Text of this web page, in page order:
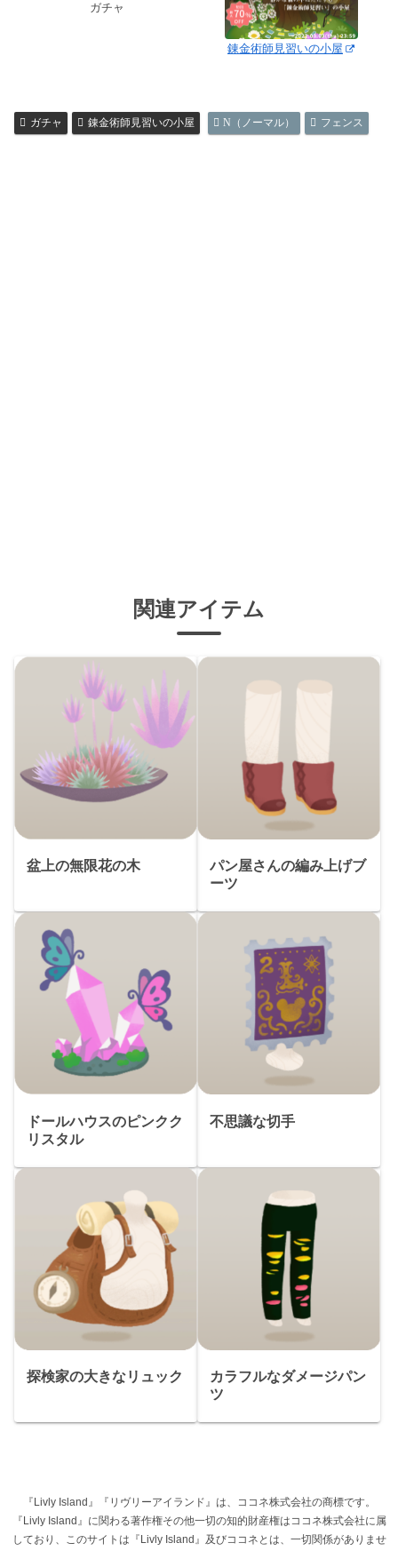
ガチャ
錬金術師見習いの小屋
ガチャ 錬金術師見習いの小屋 N（ノーマル） フェンス
関連アイテム
盆上の無限花の木
パン屋さんの編み上げブ
ーツ
ドールハウスのピンクク
リスタル
不思議な切手
探検家の大きなリュック
カラフルなダメージパン
ツ
『Livly Island』『リヴリーアイランド』は、ココネ株式会社の商標です。
『Livly Island』に関わる著作権その他一切の知的財産権はココネ株式会社に属
しており、このサイトは『Livly Island』及びココネとは、一切関係がありませ